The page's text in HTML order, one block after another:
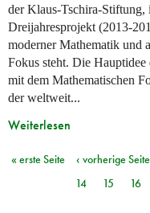
der Klaus-Tschira-Stiftung,
Dreijahresprojekt (2013-
moderner Mathematik und
Fokus steht. Die Hauptidee
mit dem Mathematischen
der weltweit...
Weiterlesen
Seiten
« erste Seite ‹ vorherige Seite
14
15 16